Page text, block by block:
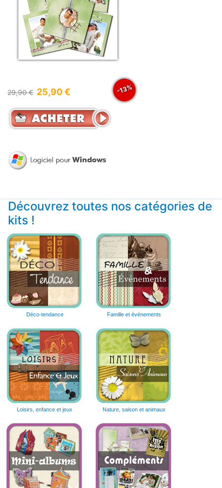
29,90 € 25,90 € -13%
Découvrez toutes nos catégories de
kits !
Déco-tendance Famille et événements
Loisirs, enfance et jeux Nature, saison et animaux